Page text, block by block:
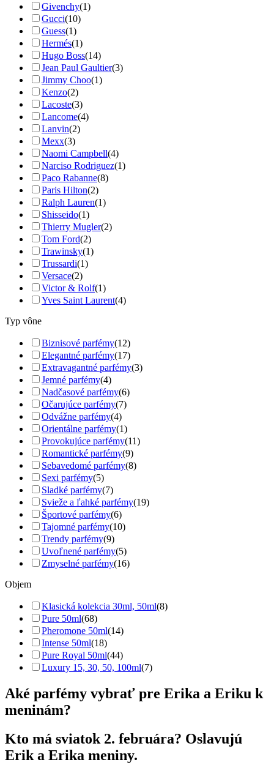
Givenchy(1)
Gucci(10)
Guess(1)
Hermés(1)
Hugo Boss(14)
Jean Paul Gaultier(3)
Jimmy Choo(1)
Kenzo(2)
Lacoste(3)
Lancome(4)
Lanvin(2)
Mexx(3)
Naomi Campbell(4)
Narciso Rodriguez(1)
Paco Rabanne(8)
Paris Hilton(2)
Ralph Lauren(1)
Shisseido(1)
Thierry Mugler(2)
Tom Ford(2)
Trawinsky(1)
Trussardi(1)
Versace(2)
Victor & Rolf(1)
Yves Saint Laurent(4)
Typ vône
Biznisové parfémy(12)
Elegantné parfémy(17)
Extravagantné parfémy(3)
Jemné parfémy(4)
Nadčasové parfémy(6)
Očarujúce parfémy(7)
Odvážne parfémy(4)
Orientálne parfémy(1)
Provokujúce parfémy(11)
Romantické parfémy(9)
Sebavedomé parfémy(8)
Sexi parfémy(5)
Sladké parfémy(7)
Svieže a ľahké parfémy(19)
Športové parfémy(6)
Tajomné parfémy(10)
Trendy parfémy(9)
Uvoľnené parfémy(5)
Zmyselné parfémy(16)
Objem
Klasická kolekcia 30ml, 50ml(8)
Pure 50ml(68)
Pheromone 50ml(14)
Intense 50ml(18)
Pure Royal 50ml(44)
Luxury 15, 30, 50, 100ml(7)
Aké parfémy vybrať pre Erika a Eriku k
meninám?
Kto má sviatok 2. februára? Oslavujú
Erik a Erika meniny.